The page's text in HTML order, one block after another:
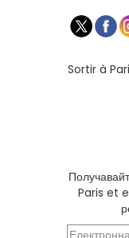
Sortir à
Paris et